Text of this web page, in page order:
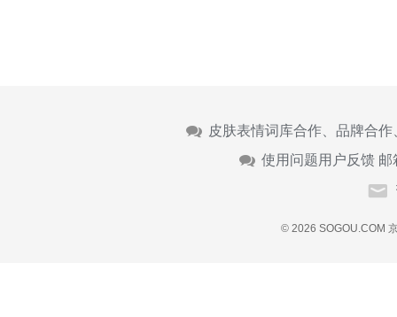
皮肤表情词库合作、品牌合
使用问题用户反馈 邮
© 2026 SOGOU.COM